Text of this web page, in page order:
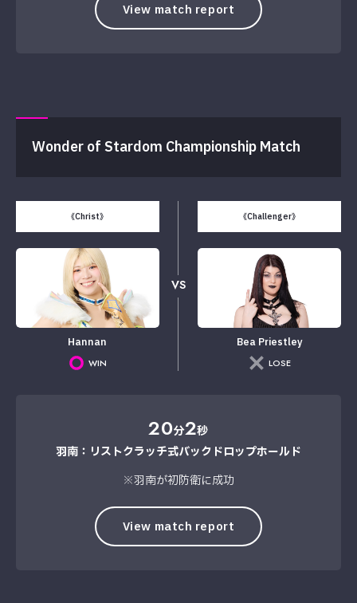
View match report
Wonder of Stardom Championship Match
《Christ》
Hannan
WIN
VS
《Challenger》
Bea Priestley
LOSE
20分2秒
羽南：リストクラッチ式バックドロップホールド
※羽南が初防衛に成功
View match report